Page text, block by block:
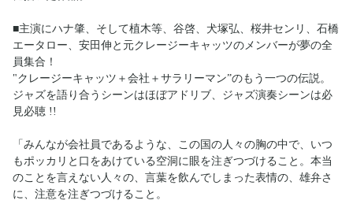
■主演にハナ肇、そして植木等、谷啓、犬塚弘、桜井センリ、石橋
エータロー、安田伸と元クレージーキャッツのメンバーが夢の全
員集合！
"クレージーキャッツ＋会社＋サラリーマン”のもう一つの伝説。
ジャズを語り合うシーンはほぼアドリブ、ジャズ演奏シーンは必
見必聴 !!
「みんなが会社員であるような、この国の人々の胸の中で、いつ
もポッカリと口をあけている空洞に眼を注ぎつづけること。本当
のことを言えない人々の、言葉を飲んでしまった表情の、雄弁さ
に、注意を注ぎつづけること。